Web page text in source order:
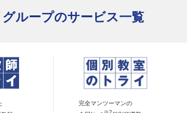
グループのサービス一覧
完全マンツーマンの